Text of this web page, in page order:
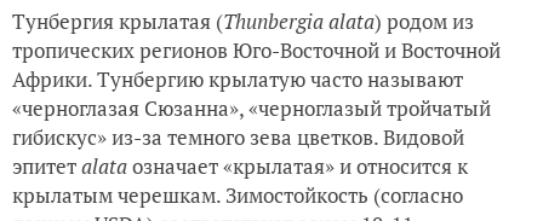
Тунбергия крылатая (Thunbergia alata) родом из
тропических регионов Юго-Восточной и Восточной
Африки. Тунбергию крылатую часто называют
«черноглазая Сюзанна», «черноглазый тройчатый
гибискус» из-за темного зева цветков. Видовой
эпитетalataозначает «крылатая» и относится к
крылатым черешкам. Зимостойкость (согласно